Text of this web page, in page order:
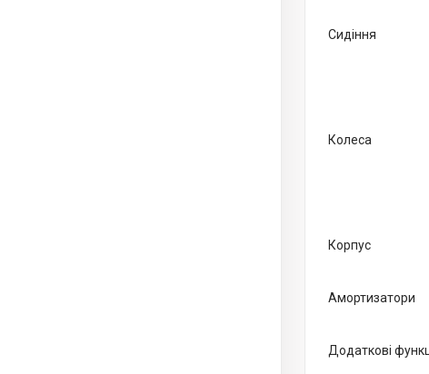
Сидіння
Колеса
Корпус
Амортизатори
Додаткові